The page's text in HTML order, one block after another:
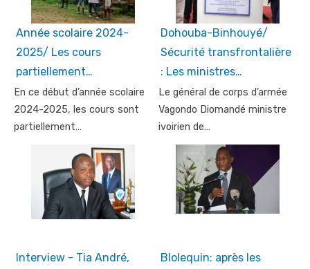
Année scolaire 2024-
2025/ Les cours
partiellement…
En ce début d’année scolaire
2024-2025, les cours sont
partiellement…
Dohouba-Binhouyé/
Sécurité transfrontalière
: Les ministres…
Le général de corps d’armée
Vagondo Diomandé ministre
ivoirien de…
Interview - Tia André,
Blolequin: après les